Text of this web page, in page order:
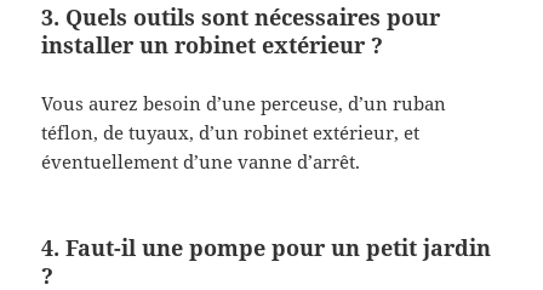
3. Quels outils sont nécessaires pour
installer un robinet extérieur ?
Vous aurez besoin d’une perceuse, d’un ruban
téflon, de tuyaux, d’un robinet extérieur, et
éventuellement d’une vanne d’arrêt.
4. Faut-il une pompe pour un petit jardin
?